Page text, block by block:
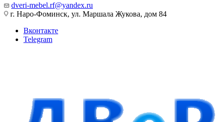
dveri-mebel.rf@yandex.ru
г. Наро-Фоминск, ул. Маршала Жукова, дом 84
Вконтакте
Telegram